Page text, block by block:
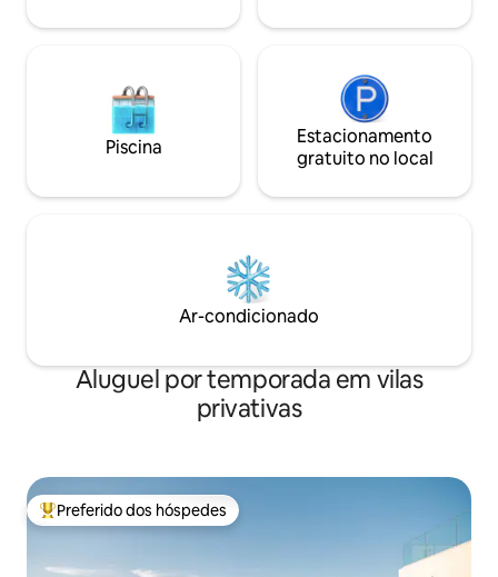
Piscina
Estacionamento
gratuito no local
Ar-condicionado
Aluguel por temporada em vilas
privativas
Entre os melhores preferidos dos hóspedes
Preferido dos hóspedes